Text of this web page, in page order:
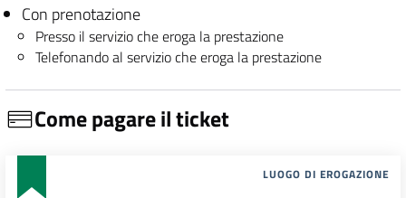
Con prenotazione
Presso il servizio che eroga la prestazione
Telefonando al servizio che eroga la prestazione
Come pagare il ticket
LUOGO DI EROGAZIONE